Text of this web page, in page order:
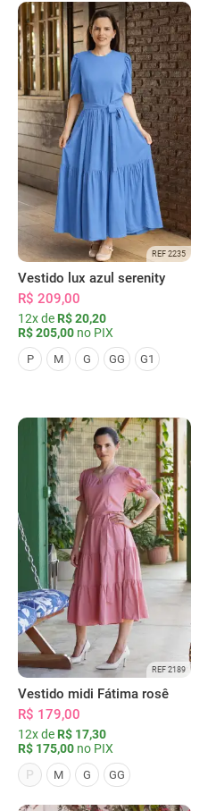
REF 2235
Vestido lux azul serenity
R$ 209,00
12x de R$ 20,20
R$ 205,00 no PIX
P M G GG G1
REF 2189
Vestido midi Fátima rosê
R$ 179,00
12x de R$ 17,30
R$ 175,00 no PIX
P
M G GG